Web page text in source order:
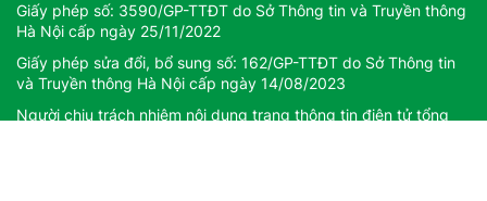
Giấy phép số: 3590/GP-TTĐT do Sở Thông tin và Truyền thông
Hà Nội cấp ngày 25/11/2022
Giấy phép sửa đổi, bổ sung số: 162/GP-TTĐT do Sở Thông tin
và Truyền thông Hà Nội cấp ngày 14/08/2023
Người chịu trách nhiệm nội dung trang thông tin điện tử tổng